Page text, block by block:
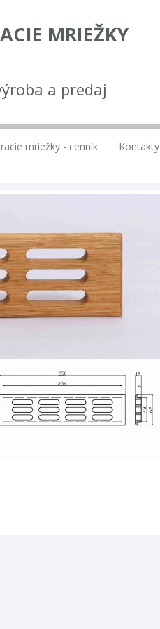
MRIEŽKY
a predaj
mriežky - cenník Kontakty